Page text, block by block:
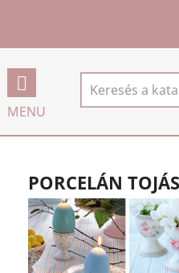
MENU
PORCELÁN